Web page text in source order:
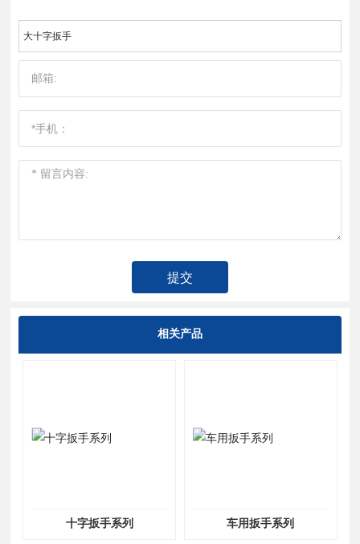
大十字扳手
提交
相关产品
十字扳手系列 车用扳手系列